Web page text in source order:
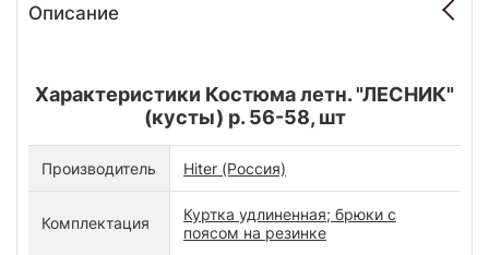
Описание
Характеристики Костюма летн. "ЛЕСНИК"
(кусты) р. 56-58, шт
Производитель Hiter (Россия)
Комплектация
Куртка удлиненная; брюки с
поясом на резинке